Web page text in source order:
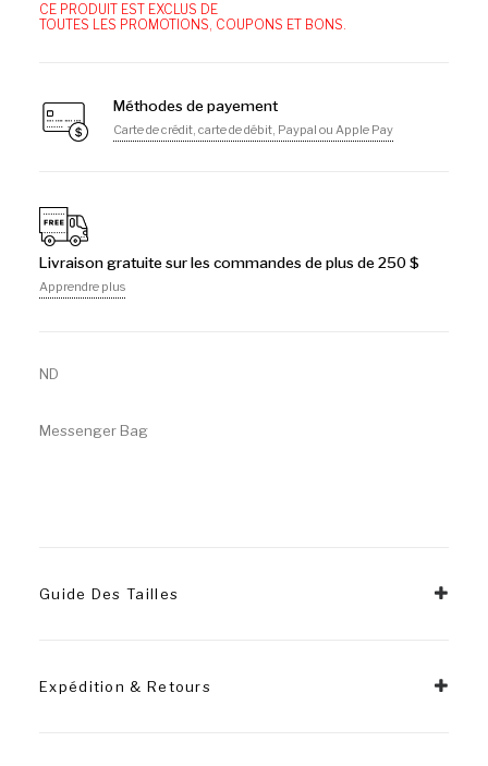
CE PRODUIT EST EXCLUS DE
TOUTES LES PROMOTIONS, COUPONS ET BONS.
Méthodes de payement
Carte de crédit, carte de débit, Paypal ou Apple Pay
Livraison gratuite sur les commandes de plus de 250 $
Apprendre plus
ND
Messenger Bag
Guide Des Tailles
Expédition & Retours